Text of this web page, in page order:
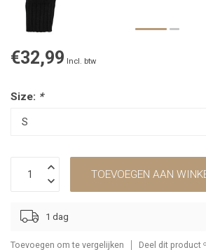
€32,99 Incl. btw
Size: *
TOEVOEGEN AAN
1 dag
Toevoegen om te vergelijken Deel dit product